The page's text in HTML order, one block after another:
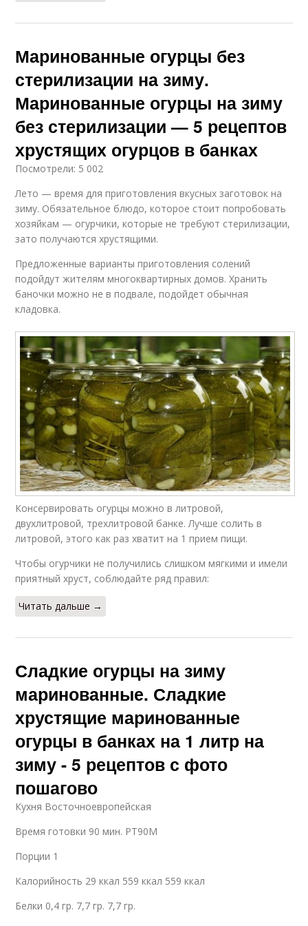
Маринованные огурцы без
стерилизации на зиму.
Маринованные огурцы на зиму
без стерилизации — 5 рецептов
хрустящих огурцов в банках
Посмотрели: 5 002
Лето — время для приготовления вкусных заготовок на
зиму. Обязательное блюдо, которое стоит попробовать
хозяйкам — огурчики, которые не требуют стерилизации,
зато получаются хрустящими.
Предложенные варианты приготовления солений
подойдут жителям многоквартирных домов. Хранить
баночки можно не в подвале, подойдет обычная
кладовка.
Консервировать огурцы можно в литровой,
двухлитровой, трехлитровой банке. Лучше солить в
литровой, этого как раз хватит на 1 прием пищи.
Чтобы огурчики не получились слишком мягкими и имели
приятный хруст, соблюдайте ряд правил:
Читать дальше →
Сладкие огурцы на зиму
маринованные. Сладкие
хрустящие маринованные
огурцы в банках на 1 литр на
зиму - 5 рецептов с фото
пошагово
Кухня Восточноевропейская
Время готовки 90 мин. PT90M
Порции 1
Калорийность 29 ккал 559 ккал 559 ккал
Белки 0,4 гр. 7,7 гр. 7,7 гр.